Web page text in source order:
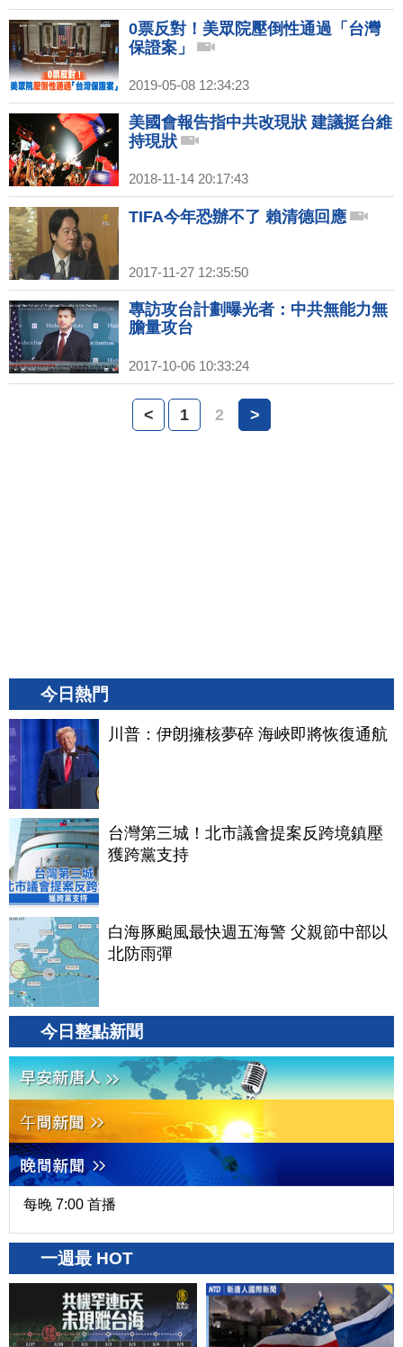
0票反對！美眾院壓倒性通過「台灣
保證案」
2019-05-08 12:34:23
美國會報告指中共改現狀 建議挺台維
持現狀
2018-11-14 20:17:43
TIFA今年恐辦不了 賴清德回應
2017-11-27 12:35:50
專訪攻台計劃曝光者：中共無能力無
膽量攻台
2017-10-06 10:33:24
< 1 2 >
今日熱門
川普：伊朗擁核夢碎 海峽即將恢復通航
台灣第三城！北市議會提案反跨境鎮壓
獲跨黨支持
白海豚颱風最快週五海警 父親節中部以
北防雨彈
今日整點新聞
每晚 7:00 首播
一週最 HOT